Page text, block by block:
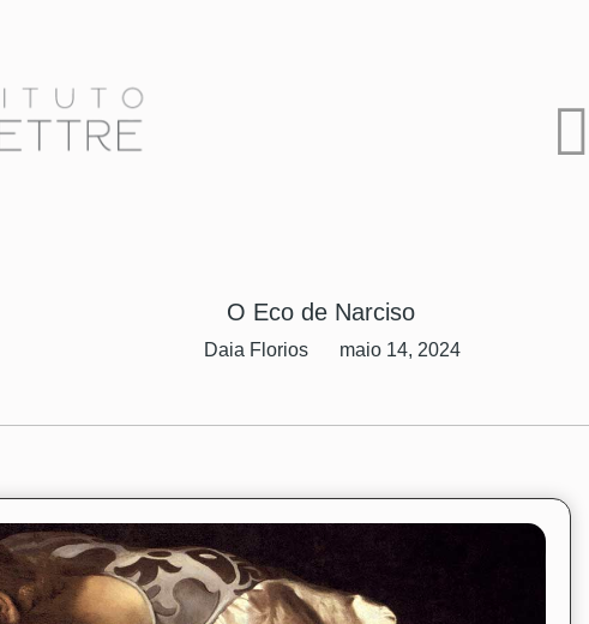
O Eco de Narciso
Daia Florios maio 14, 2024